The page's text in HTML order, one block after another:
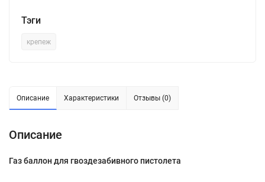
Тэги
крепеж
Описание Характеристики Отзывы (0)
Описание
Газ баллон для гвоздезабивного пистолета